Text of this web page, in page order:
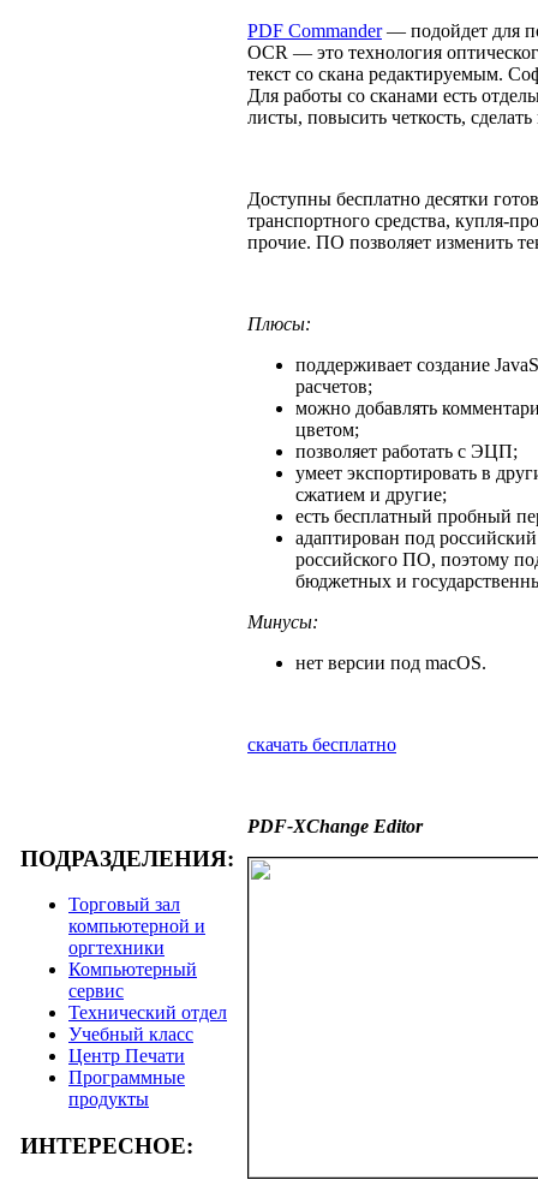
ПОДРАЗДЕЛЕНИЯ:
Торговый зал
компьютерной и
оргтехники
Компьютерный
сервис
Технический отдел
Учебный класс
Центр Печати
Программные
продукты
ИНТЕРЕСНОЕ:
PDF Commander— подойдет для
OCR — это технология
текст со скана редактируемым.
Для работы со сканами есть
листы, повысить четкость,
Доступны бесплатно десятки
транспортного средства, купля-
прочие. ПО позволяет изменить
Плюсы:
поддерживает создание
расчетов;
можно добавлять
цветом;
позволяет работать с ЭЦП;
умеет экспортировать в
сжатием и другие;
есть бесплатный пробный
адаптирован под
российского ПО, поэтому
бюджетных и
Минусы:
нет версии под macOS.
скачать бесплатно
PDF-XChange Editor